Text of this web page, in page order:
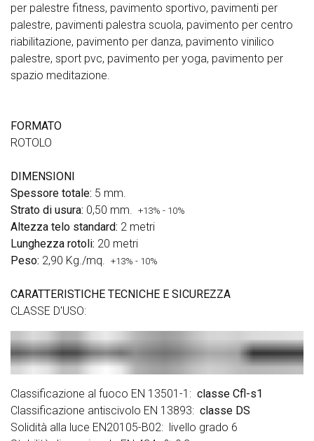
per palestre fitness, pavimento sportivo, pavimenti per
palestre, pavimenti palestra scuola, pavimento per centro
riabilitazione, pavimento per danza, pavimento vinilico
palestre, sport pvc, pavimento per yoga, pavimento per
spazio meditazione.
FORMATO
ROTOLO
DIMENSIONI
Spessore totale: 5 mm.
Strato di usura: 0,50 mm. +13% - 10%
Altezza telo standard: 2 metri
Lunghezza rotoli: 20 metri
Peso: 2,90 Kg./mq. +13% - 10%
CARATTERISTICHE TECNICHE E SICUREZZA
CLASSE D'USO:
Classificazione al fuoco EN 13501-1: classe Cfl-s1
Classificazione antiscivolo EN 13893: classe DS
Solidità alla luce EN20105-B02: livello grado 6